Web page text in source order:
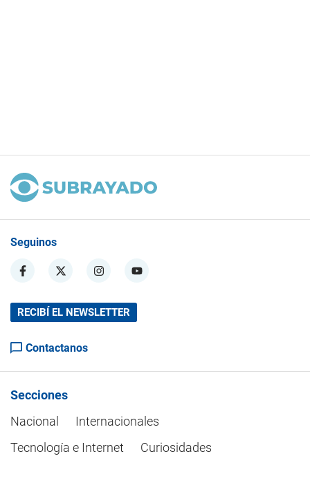
Seguinos
RECIBÍ EL NEWSLETTER
Contactanos
Secciones
Nacional
Internacionales
Tecnología e Internet
Curiosidades